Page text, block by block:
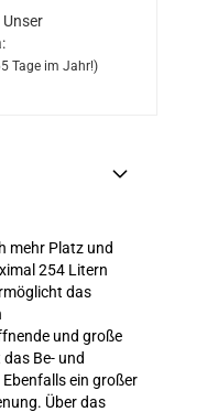
Tage im Jahr!)
mehr Platz und
254 Litern
das
und große
Be- und
ein großer
Über das